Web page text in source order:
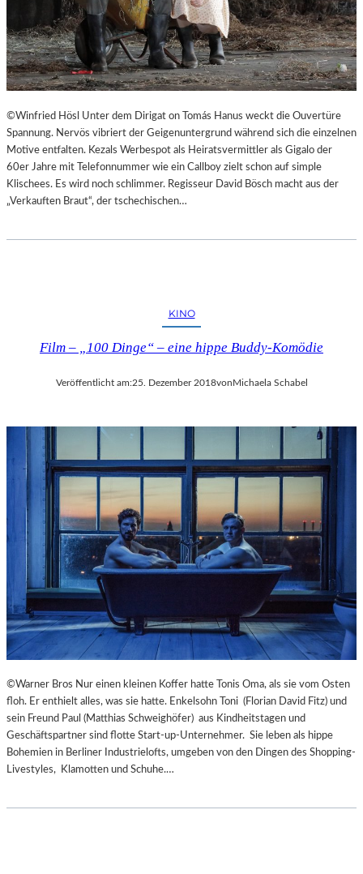
©Winfried Hösl Unter dem Dirigat on Tomás Hanus weckt die Ouvertüre
Spannung. Nervös vibriert der Geigenuntergrund während sich die einzelnen
Motive entfalten. Kezals Werbespot als Heiratsvermittler als Gigalo der
60er Jahre mit Telefonnummer wie ein Callboy zielt schon auf simple
Klischees. Es wird noch schlimmer. Regisseur David Bösch macht aus der
„Verkauften Braut“, der tschechischen…
KINO
Film – „100 Dinge“ – eine hippe Buddy-Komödie
Veröffentlicht am:25. Dezember 2018vonMichaela Schabel
©Warner Bros Nur einen kleinen Koffer hatte Tonis Oma, als sie vom Osten
floh. Er enthielt alles, was sie hatte. Enkelsohn Toni (Florian David Fitz) und
sein Freund Paul (Matthias Schweighöfer) aus Kindheitstagen und
Geschäftspartner sind flotte Start-up-Unternehmer. Sie leben als hippe
Bohemien in Berliner Industrielofts, umgeben von den Dingen des Shopping-
Livestyles, Klamotten und Schuhe.…